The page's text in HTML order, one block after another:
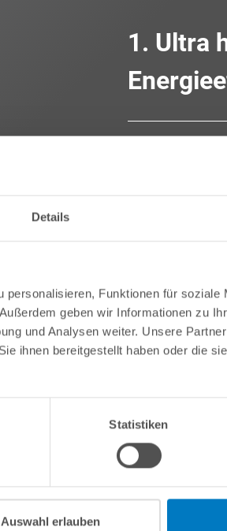
Details
Funktionen für soziale
geben wir Informationen zu
und Analysen weiter. Unsere
ihnen bereitgestellt haben oder die
Statistiken
Auswahl erlauben
1. Ultra
Wärmepumpen
Aber auch das
InverPOWER
Abdeckung)
Weitere Merkmale: